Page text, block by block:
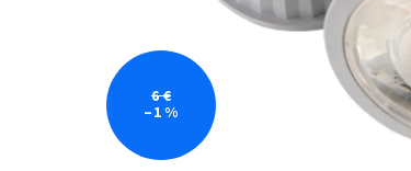
6 €
–1 %